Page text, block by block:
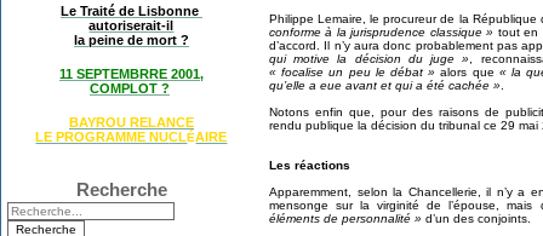
Le Traité de Lisbonne
autoriserait-il
la peine de mort ?
11 SEPTEMBRRE 2001,
COMPLOT ?
BAYROU RELANCE
LE PROGRAMME NUCLÉAIRE
Recherche
Philippe Lemaire, le procureur de la
conforme à la jurisprudence classique » tout en
d’accord. Il n’y aura donc probablement pas
qui motive la décision du juge »
,
« focalise un peu le débat » alors que « la
qu’elle a eue avant et qui a été cachée »
Notons enfin que, pour des raisons de
rendu publique la décision du tribunal ce 29 mai
Les réactions
Apparemment, selon la Chancellerie, il n’y a
mensonge sur la virginité de l’épouse, mais
éléments de personnalité » d’un des conjoints.